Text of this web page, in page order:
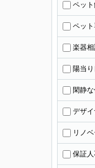
ペッ
ペッ
楽器相
陽当
閑静
デザ
リノ
保証